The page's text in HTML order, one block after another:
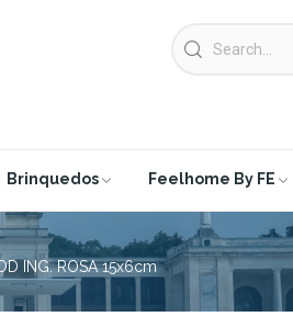
Brinquedos Feelhome By FE
ING. ROSA 15x6cm